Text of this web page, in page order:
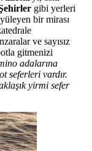
gibi yerleri
bir mirası
ve sayısız
gitmenizi
adalarına
seferleri vardır.
yirmi sefer